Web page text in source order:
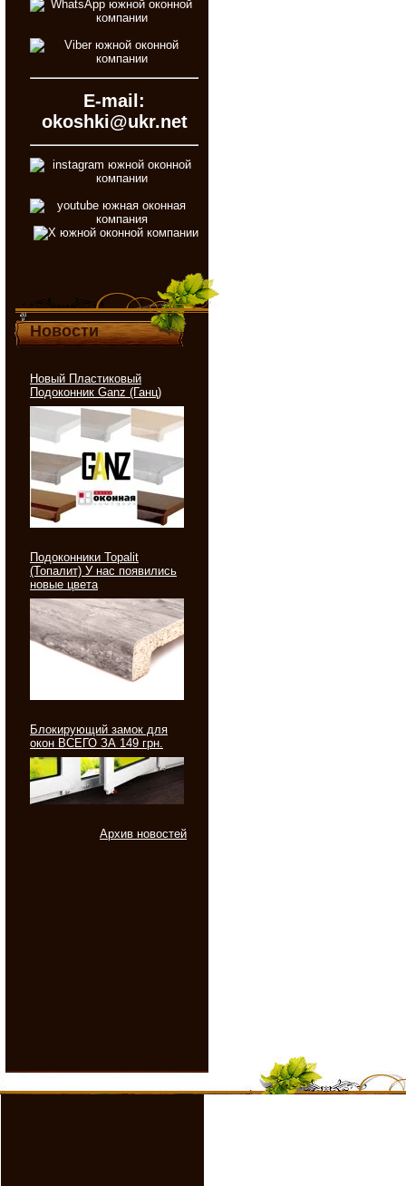
E-mail:
okoshki@ukr.net
Новости
Новый Пластиковый
Подоконник Ganz (Ганц)
Подоконники Topalit
(Топалит) У нас появились
новые цвета
Блокирующий замок для
окон ВСЕГО ЗА 149 грн.
Архив новостей